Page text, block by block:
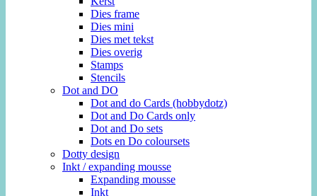
Dies frame
Dies mini
Dies met tekst
Dies overig
Stamps
Stencils
Dot and DO
Dot and do Cards (hobbydotz)
Dot and Do Cards only
Dot and Do sets
Dots en Do coloursets
Dotty design
Inkt / expanding mousse
Expanding mousse
Inkt